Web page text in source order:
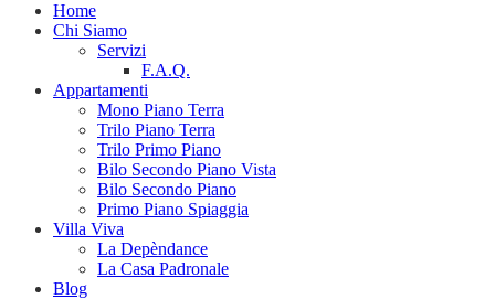
Home
Chi Siamo
Servizi
F.A.Q.
Appartamenti
Mono Piano Terra
Trilo Piano Terra
Trilo Primo Piano
Bilo Secondo Piano Vista
Bilo Secondo Piano
Primo Piano Spiaggia
Villa Viva
La Depèndance
La Casa Padronale
Blog